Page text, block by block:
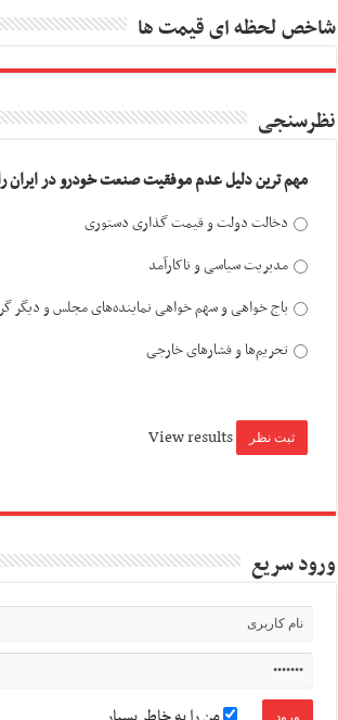
شاخص لحظه ای قیمت ها
نظرسنجی
مهم ترین دلیل عدم موفقیت صنعت خودرو در ایران
دخالت دولت و قیمت گذاری دستوری
مدیریت سیاسی و ناکارآمد
باج خواهی و سهم خواهی نماینده‌های مجلس و دیگر
تحریم‌ها و فشارهای خارجی
View results
ورود سریع